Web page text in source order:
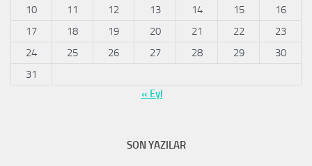
10
11 12 13 14 15
16
17
18 19 20 21 22
23
24
25 26 27 28 29
30
31
« Eyl
SON YAZILAR